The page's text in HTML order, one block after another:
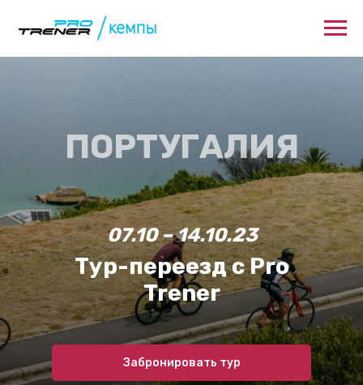
Забронировать тур
07.10 – 14.10.23
Тур-переезд с Pro
Trener
ПОРТУГАЛИЯ